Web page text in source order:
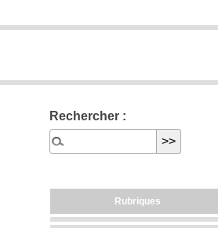
Rechercher :
Rubriques